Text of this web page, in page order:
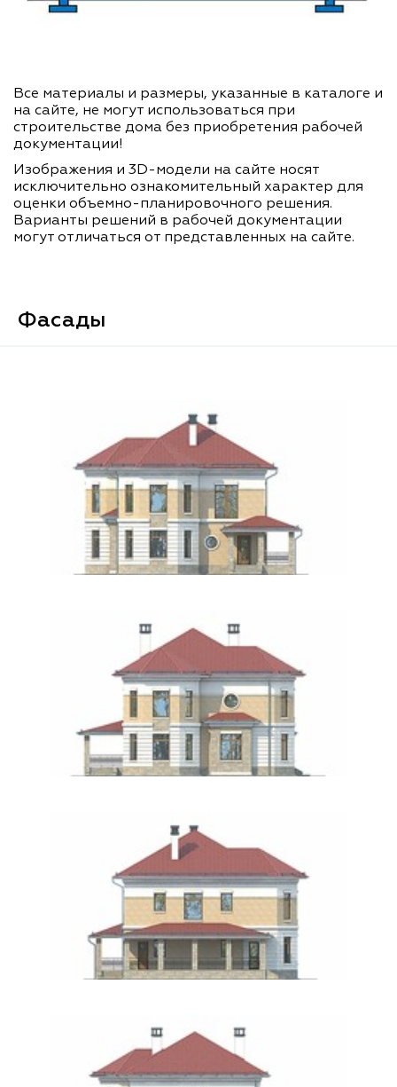
Все материалы и размеры, указанные в каталоге и
на сайте, не могут использоваться при
строительстве дома без приобретения рабочей
документации!
Изображения и 3D-модели на сайте носят
исключительно ознакомительный характер для
оценки объемно-планировочного решения.
Варианты решений в рабочей документации
могут отличаться от представленных на сайте.
Фасады